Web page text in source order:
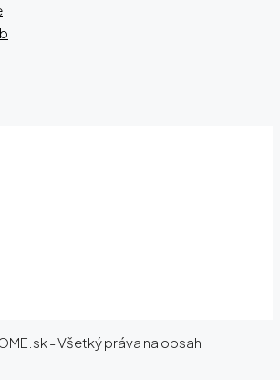
- Všetký práva na obsah